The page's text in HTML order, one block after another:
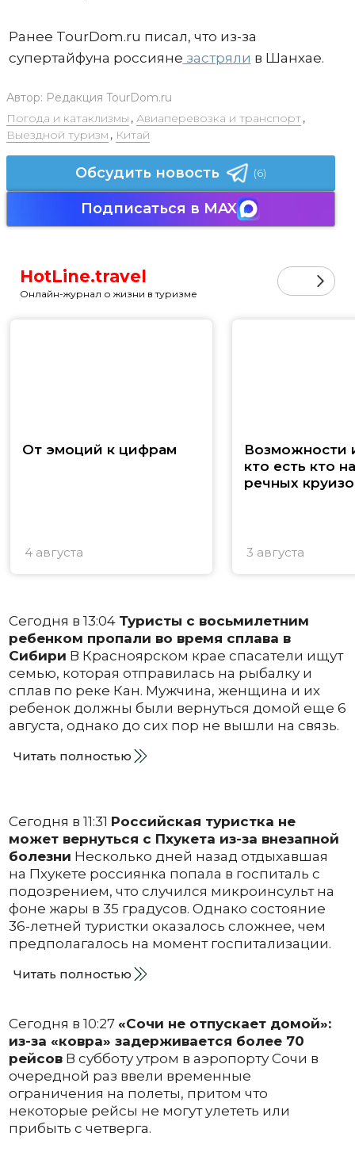
Ранее TourDom.ru писал, что из-за
супертайфуна россияне застряли в Шанхае.
Автор: Редакция TourDom.ru
Погода и катаклизмы , Авиаперевозка и транспорт,
Выездной туризм , Китай
Обсудить новость (6)
Подписаться в MAX
HotLine.travel
Онлайн-журнал о жизни в туризме
От эмоций к цифрам
4 августа
Возможности
кто есть кто
речных
3 августа
Сегодня в 13:04 Туристы с восьмилетним
ребенком пропали во время сплава в
Сибири В Красноярском крае спасатели ищут
семью, которая отправилась на рыбалку и
сплав по реке Кан. Мужчина, женщина и их
ребенок должны были вернуться домой еще 6
августа, однако до сих пор не вышли на связь.
Читать полностью
Сегодня в 11:31 Российская туристка не
может вернуться с Пхукета из-за внезапной
болезни Несколько дней назад отдыхавшая
на Пхукете россиянка попала в госпиталь с
подозрением, что случился микроинсульт на
фоне жары в 35 градусов. Однако состояние
36-летней туристки оказалось сложнее, чем
предполагалось на момент госпитализации.
Читать полностью
Сегодня в 10:27 «Сочи не отпускает домой»:
из-за «ковра» задерживается более 70
рейсовВ субботу утром в аэропорту Сочи в
очередной раз ввели временные
ограничения на полеты, притом что
некоторые рейсы не могут улететь или
прибыть с четверга.